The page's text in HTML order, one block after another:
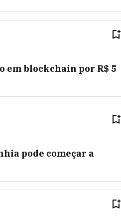
em blockchain por R$ 5
pode começar a